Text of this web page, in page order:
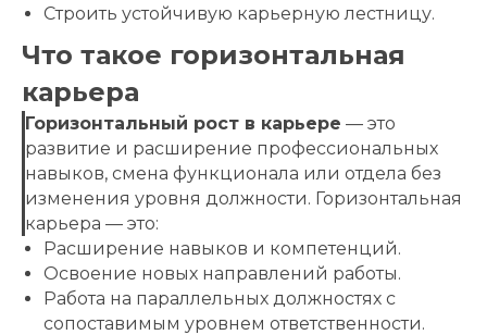
Строить устойчивую карьерную лестницу.
Что такое горизонтальная
карьера
Горизонтальный рост в карьере — это
развитие и расширение профессиональных
навыков, смена функционала или отдела без
изменения уровня должности. Горизонтальная
карьера — это:
Расширение навыков и компетенций.
Освоение новых направлений работы.
Работа на параллельных должностях с
сопоставимым уровнем ответственности.